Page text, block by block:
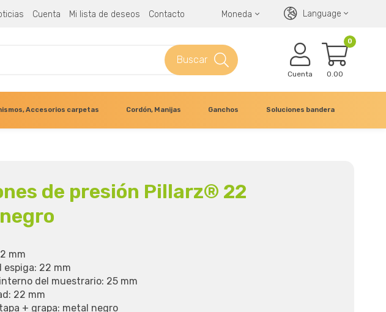
Language
Moneda
Cuenta Mi lista de deseos Contacto
Buscar
0
0.00
Cuenta
Accesorios carpetas Cordón, Manijas Ganchos Soluciones bandera
de presión Pillarz® 22
mm
22 mm
del muestrario: 25 mm
22 mm
+ grapa: metal negro